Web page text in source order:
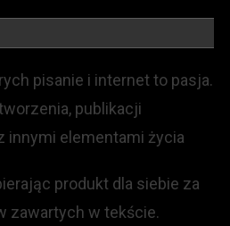
pisanie i internet to pasja.
publikacji
innymi elementami życia
produkt dla siebie za
zawartych w tekście.